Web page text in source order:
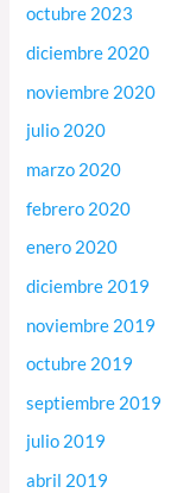
octubre 2023
diciembre 2020
noviembre 2020
julio 2020
marzo 2020
febrero 2020
enero 2020
diciembre 2019
noviembre 2019
octubre 2019
septiembre 2019
julio 2019
abril 2019